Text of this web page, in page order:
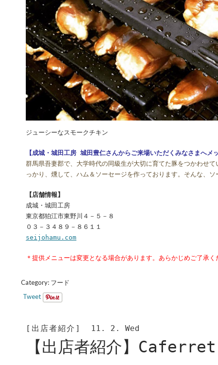
ジューシーなスモークチキン
【成城・城田工房 城田豊仁さんからご来場いただくみなさまへメ
群馬県吾妻郡で、大学時代の同級生が大切に育てた豚をつかわせ
っかり、燻して、ハム＆ソーセージを作っております。そんな、
【店舗情報】
成城・城田工房
東京都狛江市東野川４－５－８
０３－３４８９－８６１１
seijohamu.com
＊提供メニューは変更となる場合があります。あらかじめご了承く
Category: フード
Tweet
[出店者紹介] 11. 2. Wed
【出店者紹介】